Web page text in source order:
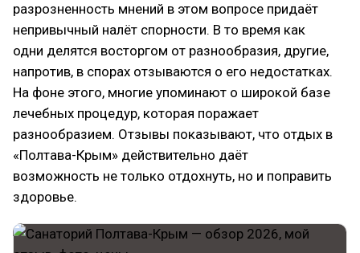
разрозненность мнений в этом вопросе придаёт
непривычный налёт спорности. В то время как
одни делятся восторгом от разнообразия, другие,
напротив, в спорах отзываются о его недостатках.
На фоне этого, многие упоминают о широкой базе
лечебных процедур, которая поражает
разнообразием. Отзывы показывают, что отдых в
«Полтава-Крым» действительно даёт
возможность не только отдохнуть, но и поправить
здоровье.